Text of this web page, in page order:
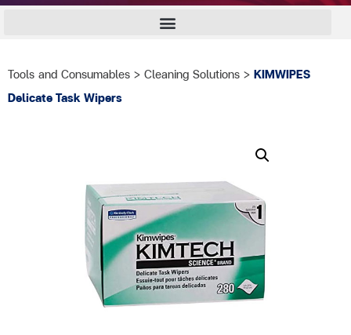
Tools and Consumables > Cleaning Solutions > KIMWIPES
Delicate Task Wipers